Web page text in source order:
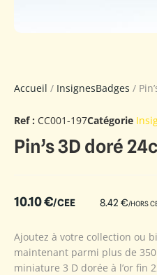
Accueil / InsignesBadges /
Ref : CC001-197Catégorie
Pin’s 3D doré
10.10€/CEE 8.42 €/HORS
Ajoutez à votre collection ou
maintenant parmi plus de
miniature 3 D dorée à l’or fin